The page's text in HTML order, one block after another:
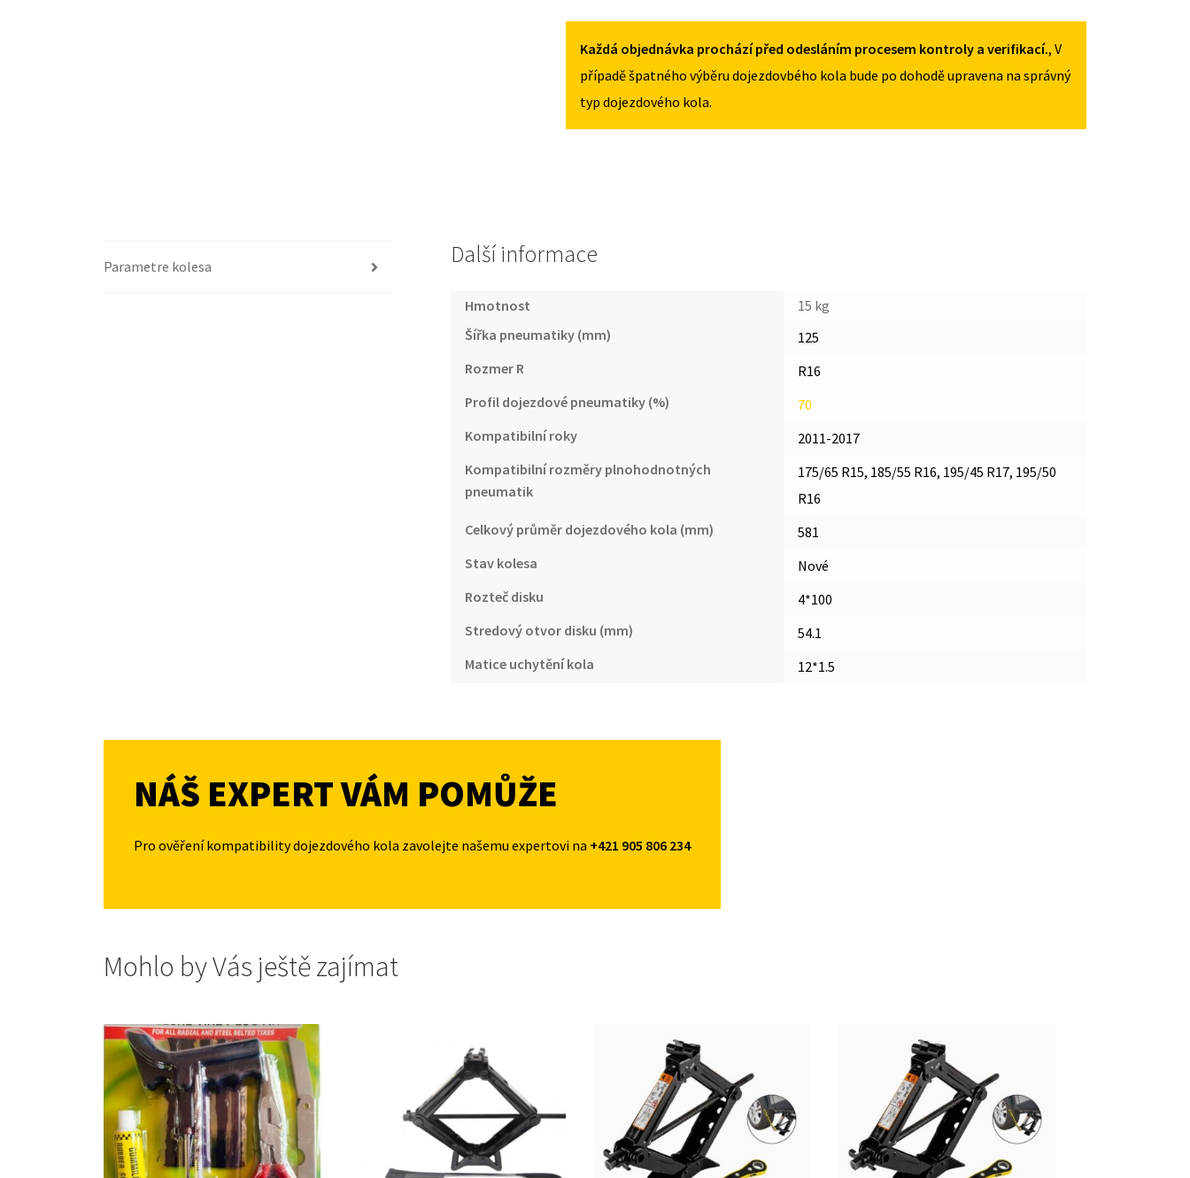
125/70R16
MNOŽSTVÍ
125/70R16
MNOŽSTVÍ
2011-
2017
125/70R16
Každá objednávka prochází před odesláním procesem kontroly a verifikací., V
případě špatného výběru dojezdovbého kola bude po dohodě upravena na správný
typ dojezdového kola.
Parametre kolesa Další informace
Hmotnost
15 kg
Šířka pneumatiky (mm)
125
Rozmer R
R16
Profil dojezdové pneumatiky (%)
70
Kompatibilní roky
2011-2017
Kompatibilní rozměry plnohodnotných
pneumatik
175/65 R15, 185/55 R16, 195/45 R17, 195/50
R16
Celkový průměr dojezdového kola (mm)
581
Stav kolesa
Nové
Rozteč disku
4*100
Stredový otvor disku (mm)
54.1
Matice uchytění kola
12*1.5
NÁŠ EXPERT VÁM POMŮŽE
Pro ověření kompatibility dojezdového kola zavolejte našemu expertovi na +421 905 806 234
Mohlo by Vás ještě zajímat